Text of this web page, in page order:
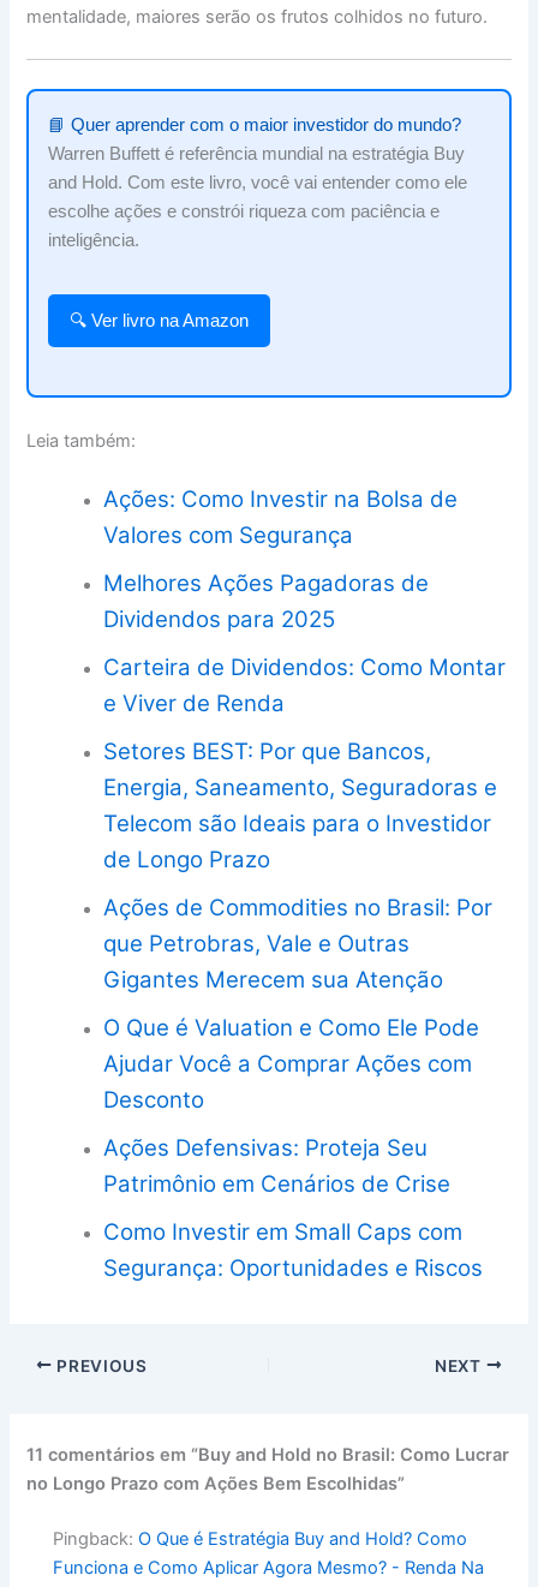
mentalidade, maiores serão os frutos colhidos no futuro.
📘 Quer aprender com o maior investidor do mundo?
Warren Buffett é referência mundial na estratégia Buy
and Hold. Com este livro, você vai entender como ele
escolhe ações e constrói riqueza com paciência e
inteligência.
🔍 Ver livro na Amazon
Leia também:
Ações: Como Investir na Bolsa de
Valores com Segurança
Melhores Ações Pagadoras de
Dividendos para 2025
Carteira de Dividendos: Como Montar
e Viver de Renda
Setores BEST: Por que Bancos,
Energia, Saneamento, Seguradoras e
Telecom são Ideais para o Investidor
de Longo Prazo
Ações de Commodities no Brasil: Por
que Petrobras, Vale e Outras
Gigantes Merecem sua Atenção
O Que é Valuation e Como Ele Pode
Ajudar Você a Comprar Ações com
Desconto
Ações Defensivas: Proteja Seu
Patrimônio em Cenários de Crise
Como Investir em Small Caps com
Segurança: Oportunidades e Riscos
PREVIOUS NEXT
11 comentários em “Buy and Hold no Brasil: Como Lucrar
no Longo Prazo com Ações Bem Escolhidas”
Pingback:O Que é Estratégia Buy and Hold? Como
Funciona e Como Aplicar Agora Mesmo? - Renda Na